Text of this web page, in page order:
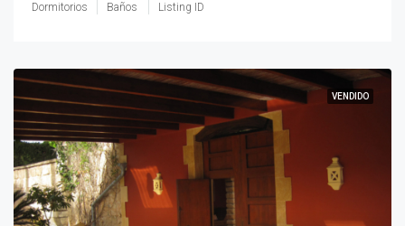
Dormitorios Baños Listing ID
VENDIDO